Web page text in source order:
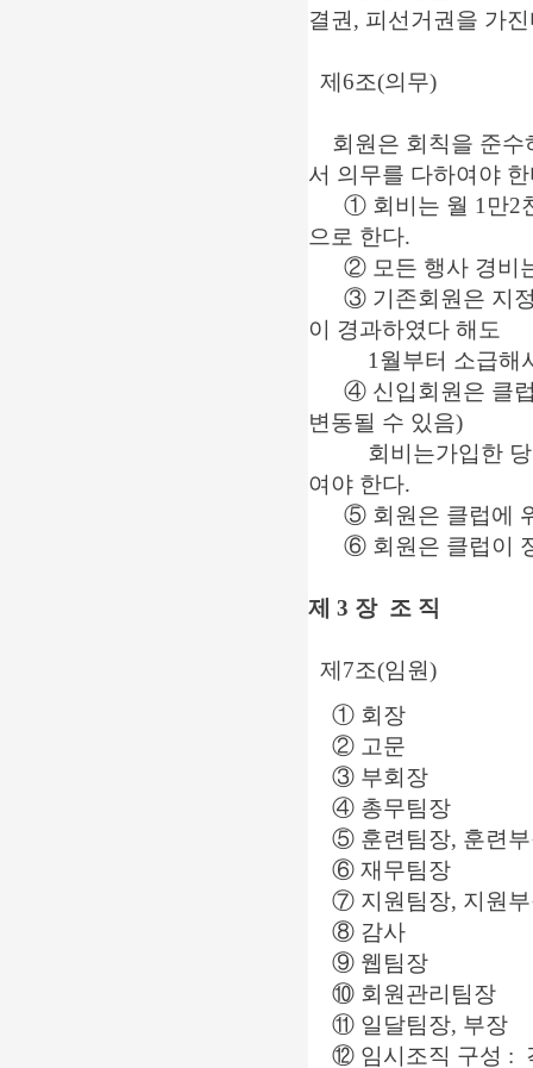
결권, 피선거권을 가
제6조(의무)
회원은 회칙을 준수
서 의무를 다하여야
① 회비는 월 1만2천
으로 한다.
② 모든 행사 경비는
③ 기존회원은 지정
이 경과하였다 해도
1월부터 소급해서
④ 신입회원은 클럽
변동될 수 있음)
회비는가입한 당월
여야 한다.
⑤ 회원은 클럽에 위
⑥ 회원은 클럽이 정
제 3 장 조 직
제7조(임원)
① 회장
② 고문
③ 부회장
④ 총무팀장
⑤ 훈련팀장, 훈련부
⑥ 재무팀장
⑦ 지원팀장, 지원
⑧ 감사
⑨ 웹팀장
⑩ 회원관리팀장
⑪ 일달팀장, 부장
⑫ 임시조직 구성 :